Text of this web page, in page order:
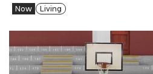
Now Living